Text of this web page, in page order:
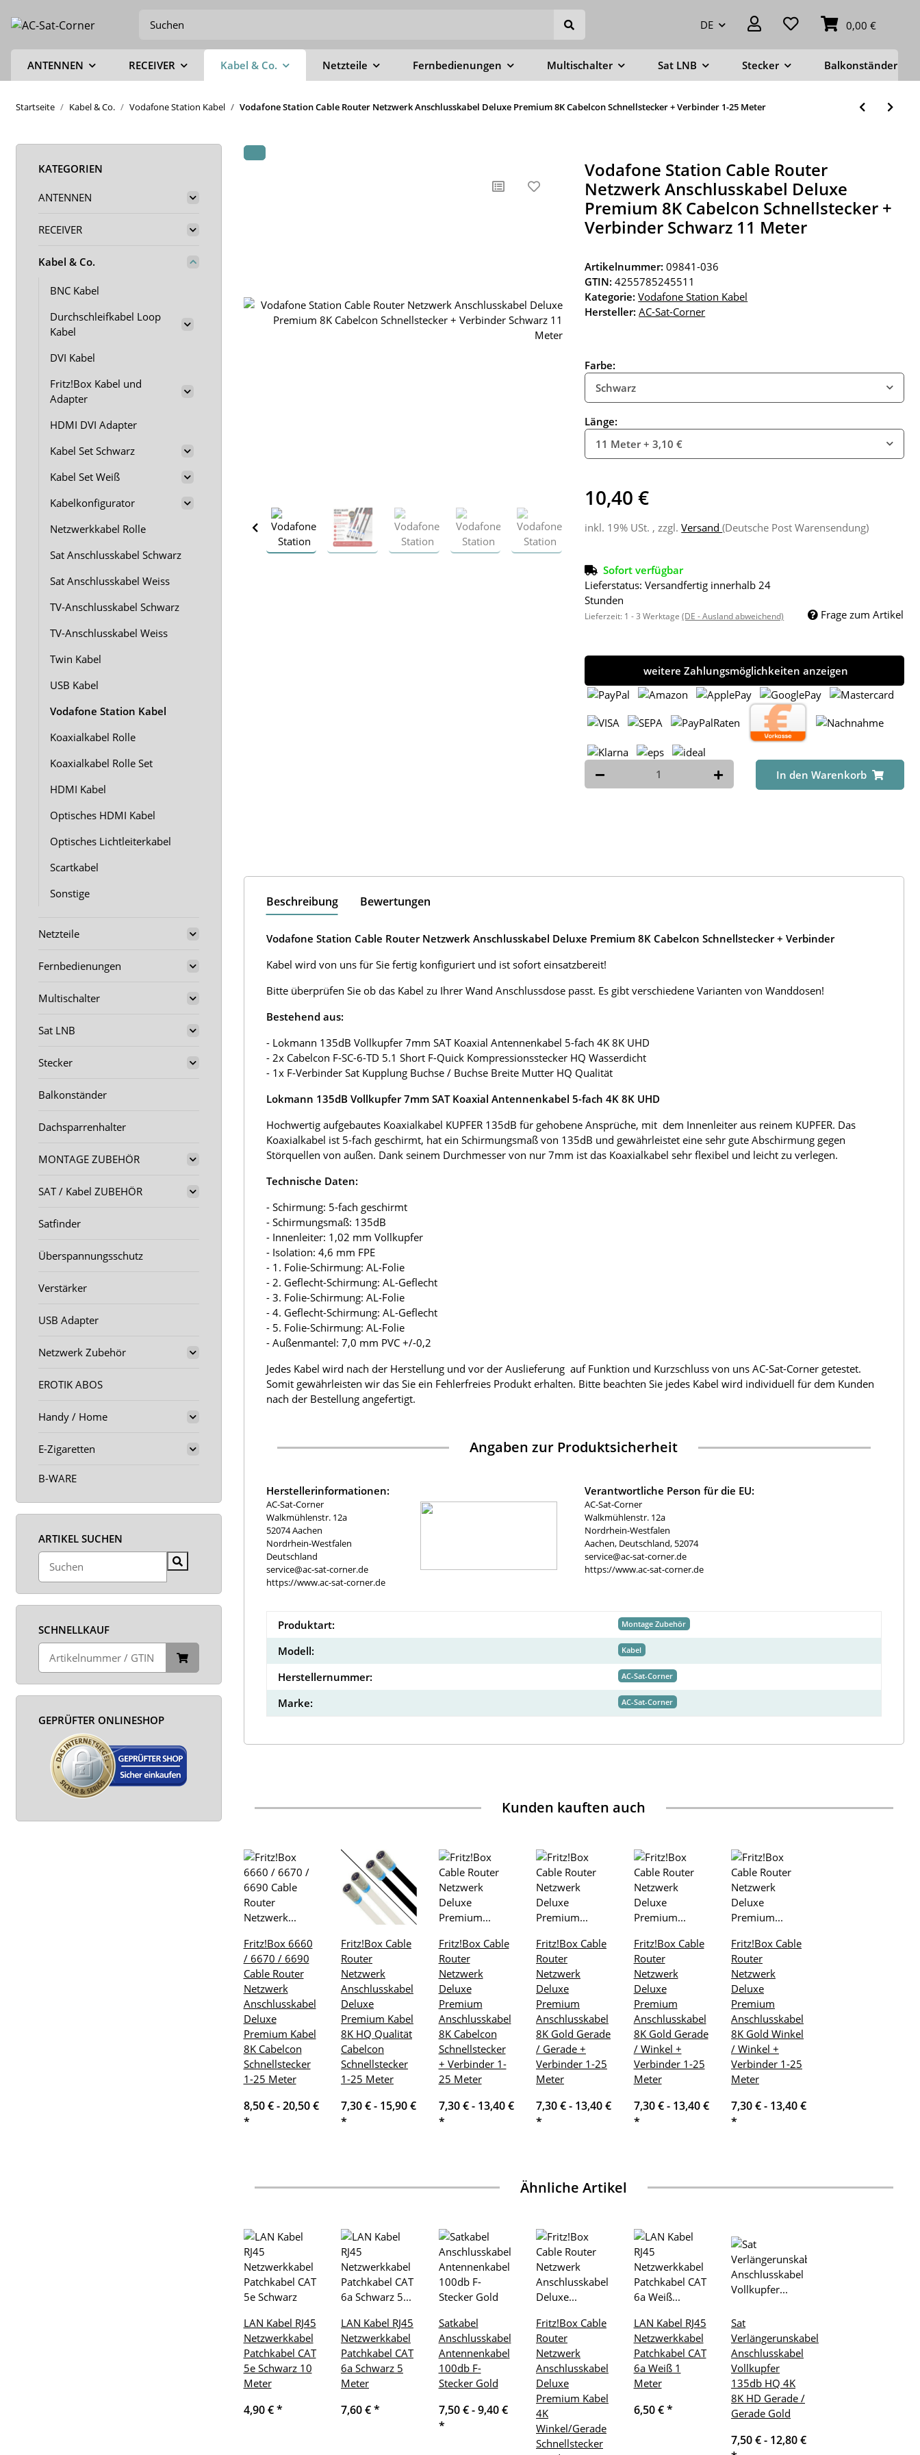
DE 0,00 €
ANTENNEN RECEIVER Kabel & Co. Netzteile Fernbedienungen Multischalter Sat LNB Stecker Balkonständer
Startseite Kabel & Co. Vodafone Station Kabel Vodafone Station Cable Router Netzwerk Anschlusskabel Deluxe Premium 8K Cabelcon Schnellstecker + Verbinder 1-25 Meter
Vodafone Station Cable Router
Netzwerk Anschlusskabel Deluxe
Premium 8K Cabelcon Schnellstecker +
Verbinder Schwarz 11 Meter
Artikelnummer:09841-036
GTIN: 4255785245511
Kategorie:Vodafone Station Kabel
Hersteller: AC-Sat-Corner
Farbe:
Schwarz
Länge:
11 Meter + 3,10 €
10,40 €
inkl. 19% USt. , zzgl.Versand(Deutsche Post Warensendung)
Sofort verfügbar
Lieferstatus: Versandfertig innerhalb 24
Stunden
Lieferzeit: 1 - 3 Werktage(DE - Ausland abweichend) Frage zum Artikel
weitere Zahlungsmöglichkeiten anzeigen
In den Warenkorb
Beschreibung Bewertungen
Vodafone Station Cable Router Netzwerk Anschlusskabel Deluxe Premium 8K Cabelcon Schnellstecker + Verbinder
Kabel wird von uns für Sie fertig konfiguriert und ist sofort einsatzbereit!
Bitte überprüfen Sie ob das Kabel zu Ihrer Wand Anschlussdose passt. Es gibt verschiedene Varianten von Wanddosen!
Bestehend aus:
- Lokmann 135dB Vollkupfer 7mm SAT Koaxial Antennenkabel 5-fach 4K 8K UHD
- 2x Cabelcon F-SC-6-TD 5.1 Short F-Quick Kompressionsstecker HQ Wasserdicht
- 1x F-Verbinder Sat Kupplung Buchse / Buchse Breite Mutter HQ Qualität
Lokmann 135dB Vollkupfer 7mm SAT Koaxial Antennenkabel 5-fach 4K 8K UHD
Hochwertig aufgebautes Koaxialkabel KUPFER 135dB für gehobene Ansprüche, mit dem Innenleiter aus reinem KUPFER. Das
Koaxialkabel ist 5-fach geschirmt, hat ein Schirmungsmaß von 135dB und gewährleistet eine sehr gute Abschirmung gegen
Störquellen von außen. Dank seinem Durchmesser von nur 7mm ist das Koaxialkabel sehr flexibel und leicht zu verlegen.
Technische Daten:
- Schirmung: 5-fach geschirmt
- Schirmungsmaß: 135dB
- Innenleiter: 1,02 mm Vollkupfer
- Isolation: 4,6 mm FPE
- 1. Folie-Schirmung: AL-Folie
- 2. Geflecht-Schirmung: AL-Geflecht
- 3. Folie-Schirmung: AL-Folie
- 4. Geflecht-Schirmung: AL-Geflecht
- 5. Folie-Schirmung: AL-Folie
- Außenmantel: 7,0 mm PVC +/-0,2
Jedes Kabel wird nach der Herstellung und vor der Auslieferung auf Funktion und Kurzschluss von uns AC-Sat-Corner getestet.
Somit gewährleisten wir das Sie ein Fehlerfreies Produkt erhalten. Bitte beachten Sie jedes Kabel wird individuell für dem Kunden
nach der Bestellung angefertigt.
Angaben zur Produktsicherheit
Herstellerinformationen:
AC-Sat-Corner
Walkmühlenstr. 12a
52074 Aachen
Nordrhein-Westfalen
Deutschland
service@ac-sat-corner.de
https://www.ac-sat-corner.de
Verantwortliche Person für die EU:
AC-Sat-Corner
Walkmühlenstr. 12a
Nordrhein-Westfalen
Aachen, Deutschland, 52074
service@ac-sat-corner.de
https://www.ac-sat-corner.de
Produktart: Montage Zubehör
Modell: Kabel
Herstellernummer: AC-Sat-Corner
Marke: AC-Sat-Corner
Kunden kauften auch
Fritz!Box 6660
/ 6670 / 6690
Cable Router
Netzwerk
Anschlusskabel
Deluxe
Premium Kabel
8K Cabelcon
Schnellstecker
1-25 Meter
8,50 € -20,50 €
*
Fritz!Box Cable
Router
Netzwerk
Anschlusskabel
Deluxe
Premium Kabel
8K HQ Qualität
Cabelcon
Schnellstecker
1-25 Meter
7,30 € - 15,90 €
*
Fritz!Box Cable
Router
Netzwerk
Deluxe
Premium
Anschlusskabel
8K Cabelcon
Schnellstecker
+ Verbinder 1-
25 Meter
7,30 € - 13,40 €
*
Fritz!Box Cable
Router
Netzwerk
Deluxe
Premium
Anschlusskabel
8K Gold Gerade
/ Gerade +
Verbinder 1-25
Meter
7,30 € - 13,40 €
*
Fritz!Box Cable
Router
Netzwerk
Deluxe
Premium
Anschlusskabel
8K Gold Gerade
/ Winkel +
Verbinder 1-25
Meter
7,30 € - 13,40 €
*
Fritz!Box Cable
Router
Netzwerk
Deluxe
Premium
Anschlusskabel
8K Gold Winkel
/ Winkel +
Verbinder 1-25
Meter
7,30 € - 13,40 €
*
Ähnliche Artikel
LAN Kabel RJ45
Netzwerkkabel
Patchkabel CAT
5e Schwarz 10
Meter
4,90 €*
LAN Kabel RJ45
Netzwerkkabel
Patchkabel CAT
6a Schwarz 5
Meter
7,60 €*
Satkabel
Anschlusskabel
Antennenkabel
100db F-
Stecker Gold
7,50 € -9,40 €
*
Fritz!Box Cable
Router
Netzwerk
Anschlusskabel
Deluxe
Premium Kabel
4K
Winkel/Gerade
Schnellstecker
LAN Kabel RJ45
Netzwerkkabel
Patchkabel CAT
6a Weiß 1
Meter
6,50 €*
Sat
Verlängerunskabel
Anschlusskabel
Vollkupfer
135db HQ 4K
8K HD Gerade /
Gerade Gold
7,50 € - 12,80 €
KATEGORIEN
ANTENNEN
RECEIVER
Kabel & Co.
BNC Kabel
Durchschleifkabel Loop
Kabel
DVI Kabel
Fritz!Box Kabel und
Adapter
HDMI DVI Adapter
Kabel Set Schwarz
Kabel Set Weiß
Kabelkonfigurator
Netzwerkkabel Rolle
Sat Anschlusskabel Schwarz
Sat Anschlusskabel Weiss
TV-Anschlusskabel Schwarz
TV-Anschlusskabel Weiss
Twin Kabel
USB Kabel
Vodafone Station Kabel
Koaxialkabel Rolle
Koaxialkabel Rolle Set
HDMI Kabel
Optisches HDMI Kabel
Optisches Lichtleiterkabel
Scartkabel
Sonstige
Netzteile
Fernbedienungen
Multischalter
Sat LNB
Stecker
Balkonständer
Dachsparrenhalter
MONTAGE ZUBEHÖR
SAT / Kabel ZUBEHÖR
Satfinder
Überspannungsschutz
Verstärker
USB Adapter
Netzwerk Zubehör
EROTIK ABOS
Handy / Home
E-Zigaretten
B-WARE
ARTIKEL SUCHEN
SCHNELLKAUF
GEPRÜFTER ONLINESHOP